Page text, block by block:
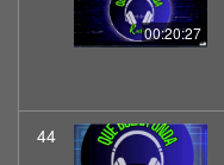
00:20:27
44